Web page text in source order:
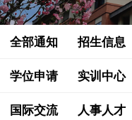
全部通知 招生信息
学位申请
实训中心
国际交流
人事人才